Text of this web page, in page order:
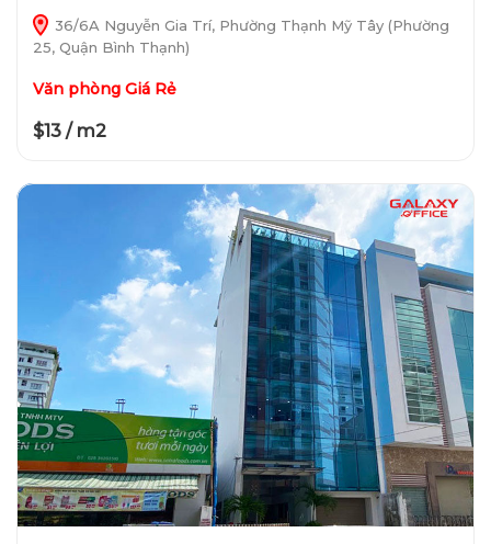
36/6A Nguyễn Gia Trí, Phường Thạnh Mỹ Tây (Phường
25, Quận Bình Thạnh)
Văn phòng Giá Rẻ
$13 / m2